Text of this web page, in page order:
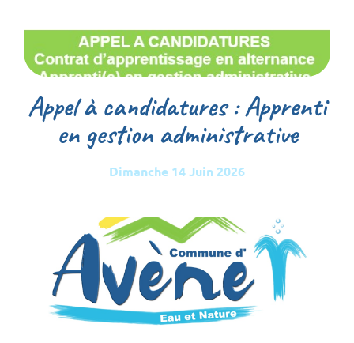
Appel à candidatures : Apprenti
en gestion administrative
Dimanche 14 Juin 2026